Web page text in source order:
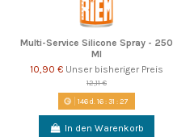
Multi-Service Silicone Spray - 250
Ml
10,90 € Unser bisheriger Preis
12,11 €
146d. 16:31 :26
In den Warenkorb